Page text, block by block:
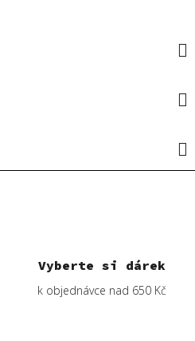
Vyberte si dárek
k objednávce nad 650 Kč